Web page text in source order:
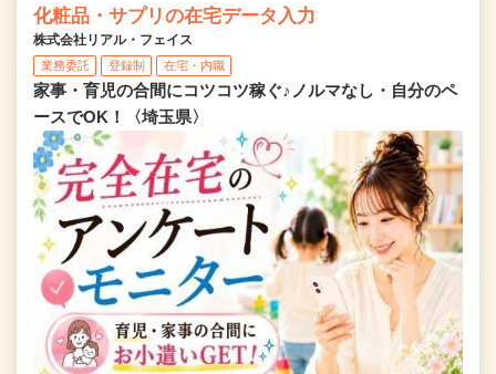
化粧品・サプリの在宅データ入力
株式会社リアル・フェイス
業務委託 登録制 在宅・内職
家事・育児の合間にコツコツ稼ぐ♪ノルマなし・自分のペ
ースでOK！〈埼玉県〉